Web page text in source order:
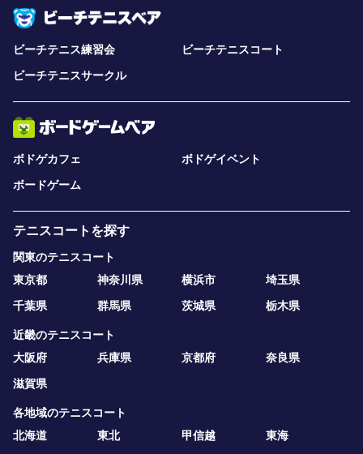
ビーチテニス練習会
ビーチテニスコート
ビーチテニスサークル
ボドゲカフェ
ボドゲイベント
ボードゲーム
テニスコートを探す
関東のテニスコート
東京都
神奈川県 横浜市
埼玉県
千葉県
群馬県 茨城県 栃木県
近畿のテニスコート
大阪府
兵庫県 京都府
奈良県
滋賀県
各地域のテニスコート
北海道
東北 甲信越
東海